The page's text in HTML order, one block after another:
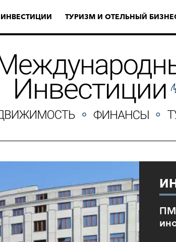
ИНВЕСТИЦИИ ТУРИЗМ И ОТЕЛЬНЫЙ